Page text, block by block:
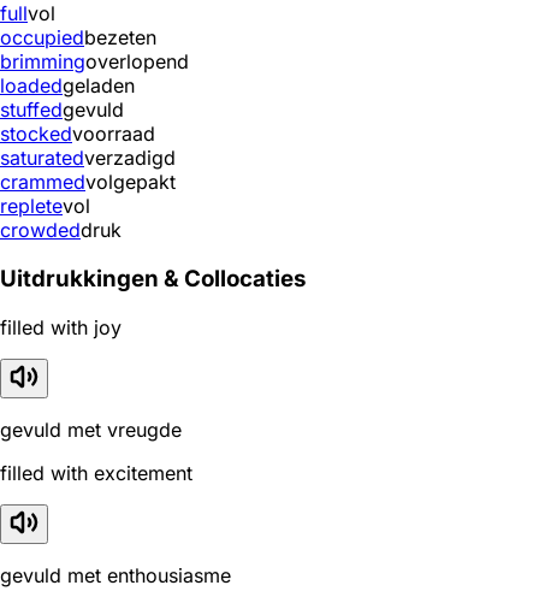
fullvol
occupiedbezeten
brimmingoverlopend
loadedgeladen
stuffedgevuld
stockedvoorraad
saturatedverzadigd
crammedvolgepakt
repletevol
crowdeddruk
Uitdrukkingen & Collocaties
filled with joy
gevuld met vreugde
filled with excitement
gevuld met enthousiasme